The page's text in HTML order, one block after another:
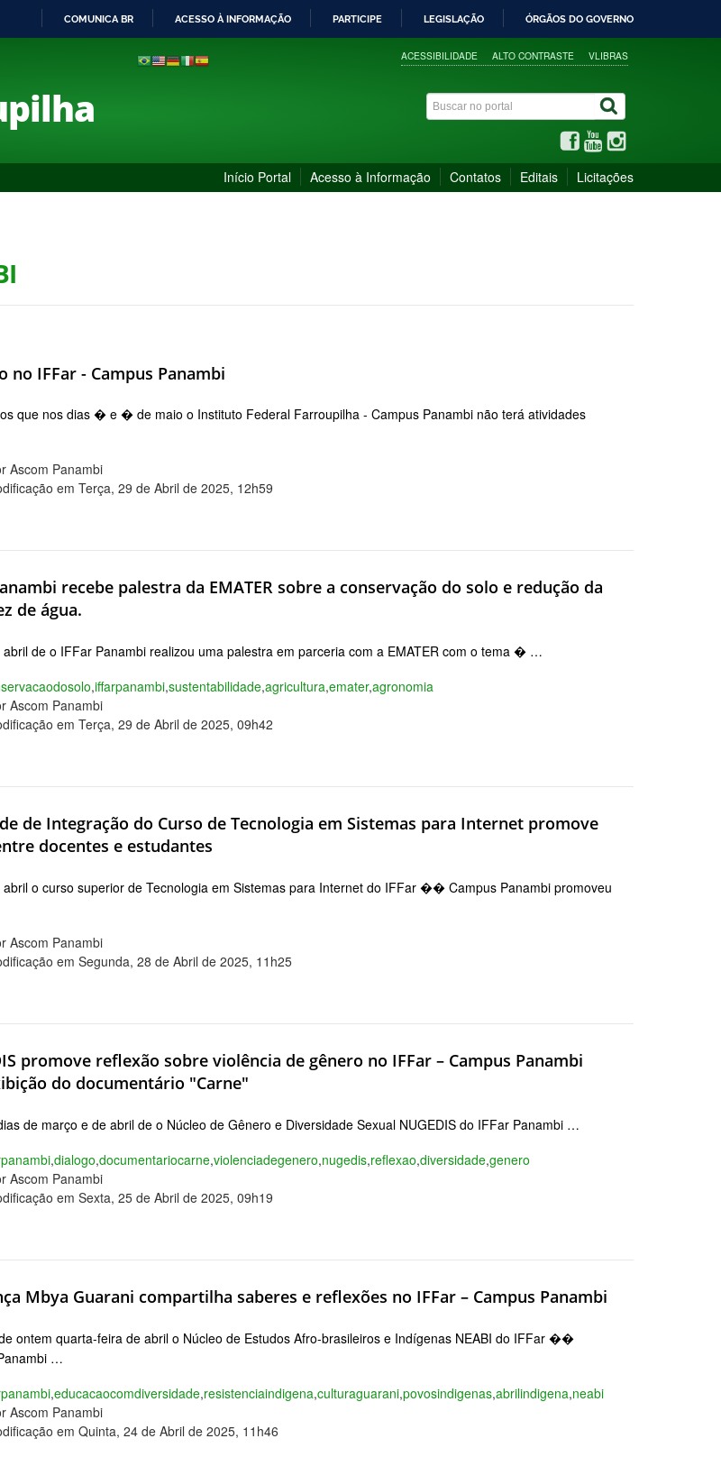
PARA
COMUNICA BR ACESSO À INFORMAÇÃO PARTICIPE LEGISLAÇÃO ÓRGÃOS DO GOVERNO
ACESSIBILIDADE ALTO CONTRASTE VLIBRAS
Início Portal Acesso à Informação Contatos Editais Licitações
no IFFar - Campus Panambi
que nos dias � e � de maio o Instituto Federal Farroupilha - Campus Panambi não terá atividades
Ascom Panambi
em Terça, 29 de Abril de 2025, 12h59
recebe palestra da EMATER sobre a conservação do solo e redução da
de água.
abril de o IFFar Panambi realizou uma palestra em parceria com a EMATER com o tema � …
,iffarpanambi,sustentabilidade,agricultura,emater,agronomia
Ascom Panambi
em Terça, 29 de Abril de 2025, 09h42
de Integração do Curso de Tecnologia em Sistemas para Internet promove
docentes e estudantes
abril o curso superior de Tecnologia em Sistemas para Internet do IFFar �� Campus Panambi promoveu
Ascom Panambi
em Segunda, 28 de Abril de 2025, 11h25
promove reflexão sobre violência de gênero no IFFar – Campus Panambi
do documentário "Carne"
de março e de abril de o Núcleo de Gênero e Diversidade Sexual NUGEDIS do IFFar Panambi …
,dialogo,documentariocarne,violenciadegenero,nugedis,reflexao,diversidade,genero
Ascom Panambi
em Sexta, 25 de Abril de 2025, 09h19
Mbya Guarani compartilha saberes e reflexões no IFFar – Campus Panambi
ontem quarta-feira de abril o Núcleo de Estudos Afro-brasileiros e Indígenas NEABI do IFFar ��
…
,educacaocomdiversidade,resistenciaindigena,culturaguarani,povosindigenas,abrilindigena,neabi
Ascom Panambi
em Quinta, 24 de Abril de 2025, 11h46